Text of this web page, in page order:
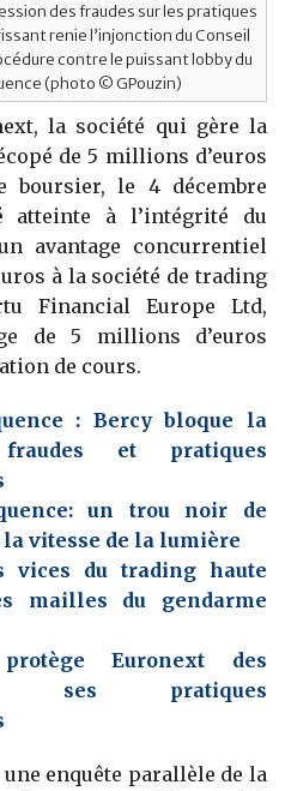
des fraudes sur les pratiques
renie l’injonction du Conseil
contre le puissant lobby du
(photo © GPouzin)
la société qui gère la
de 5 millions d’euros
boursier, le 4 décembre
atteinte à l’intégrité du
avantage concurrentiel
à la société de trading
Financial Europe Ltd,
de 5 millions d’euros
de cours.
: Bercy bloque la
et pratiques
un trou noir de
vitesse de la lumière
vices du trading haute
mailles du gendarme
Euronext des
ses pratiques
enquête parallèle de la